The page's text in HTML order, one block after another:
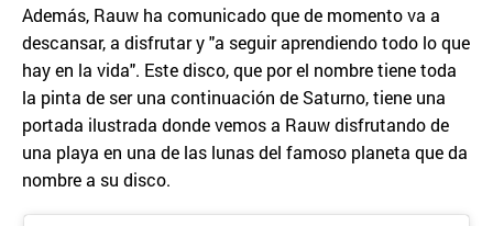
Además, Rauw ha comunicado que de momento va a
descansar, a disfrutar y "a seguir aprendiendo todo lo que
hay en la vida". Este disco, que por el nombre tiene toda
la pinta de ser una continuación de Saturno, tiene una
portada ilustrada donde vemos a Rauw disfrutando de
una playa en una de las lunas del famoso planeta que da
nombre a su disco.